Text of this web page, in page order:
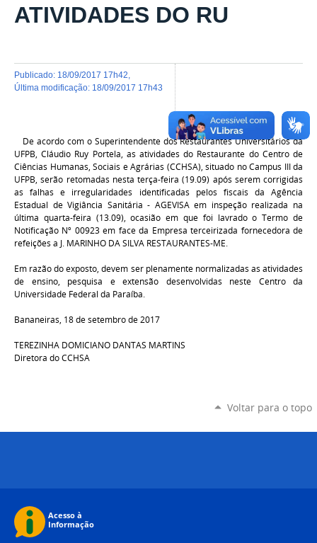
ATIVIDADES DO RU
publicado: 18/09/2017 17h42
última modificação: 18/09/2017 17h43
De acordo com o Superintendente dos Restaurantes Universitários da
UFPB, Cláudio Ruy Portela, as atividades do Restaurante do Centro de
Ciências Humanas, Sociais e Agrárias (CCHSA), situado no Campus III da
UFPB, serão retomadas nesta terça-feira (19.09) após serem corrigidas
as falhas e irregularidades identificadas pelos fiscais da Agência
Estadual de Vigiância Sanitária - AGEVISA em inspeção realizada na
última quarta-feira (13.09), ocasião em que foi lavrado o Termo de
Notificação Nº 00923 em face da Empresa terceirizada fornecedora de
refeições a J. MARINHO DA SILVA RESTAURANTES-ME.
Em razão do exposto, devem ser plenamente normalizadas as atividades
de ensino, pesquisa e extensão desenvolvidas neste Centro da
Universidade Federal da Paraíba.
Bananeiras, 18 de setembrode 2017
TEREZINHA DOMICIANO DANTAS MARTINS
Diretora do CCHSA
Voltar para o topo